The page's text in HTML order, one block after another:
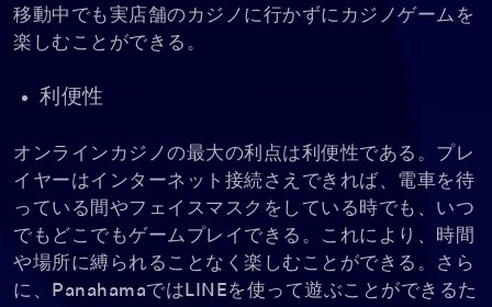
移動中でも実店舗のカジノに行かずにカジノゲームを
楽しむことができる。
利便性
オンラインカジノの最大の利点は利便性である。プレ
イヤーはインターネット接続さえできれば、電車を待
っている間やフェイスマスクをしている時でも、いつ
でもどこでもゲームプレイできる。これにより、時間
や場所に縛られることなく楽しむことができる。さら
に、PanahamaではLINEを使って遊ぶことができるた